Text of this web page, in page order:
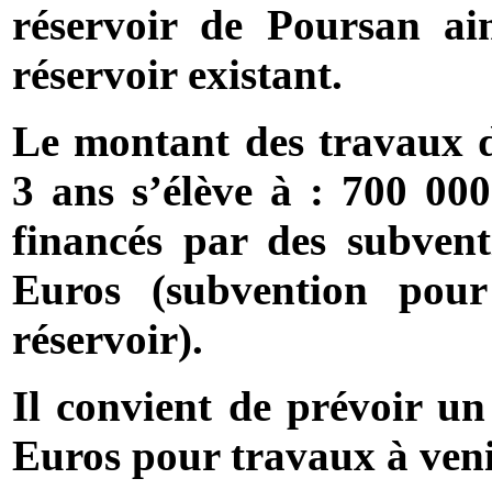
réservoir de Poursan
réservoir existant.
Le montant des travaux
3 ans s’élève à : 700
financés par des
Euros (subvention
réservoir).
Il convient de prévoir un
Euros pour travaux à